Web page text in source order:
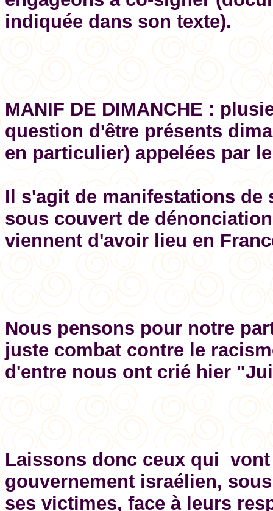
indiquée dans son texte).
MANIF DE DIMANCHE :
question d'être présents
en particulier) appelées par le
Il s'agit de manifestations de
sous couvert de
viennent d'avoir lieu en
Nous pensons pour notre
juste combat contre le
d'entre nous ont crié hier
Laissons donc ceux qui
gouvernement israélien,
ses victimes, face à leurs